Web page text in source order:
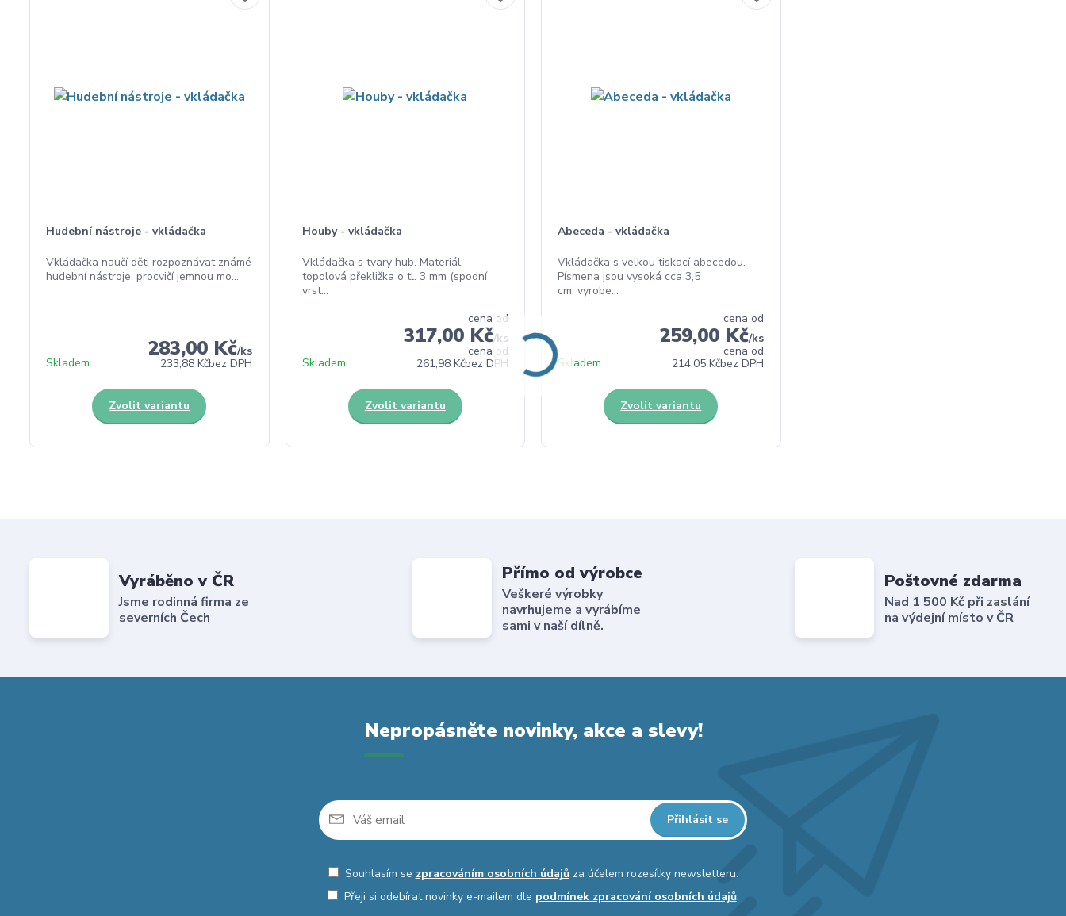
Hudební nástroje - vkládačka
Vkládačka naučí děti rozpoznávat známé
hudební nástroje, procvičí jemnou mo...
283,00 Kč/ks
233,88 Kčbez DPH
Skladem
Zvolit variantu
Houby - vkládačka
Vkládačka s tvary hub. Materiál:
topolová překližka o tl. 3 mm (spodní
vrst...
cena od
317,00 Kč/ks
cena od
261,98 Kčbez DPH
Skladem
Zvolit variantu
Abeceda - vkládačka
Vkládačka s velkou tiskací abecedou.
Písmena jsou vysoká cca 3,5
cm, vyrobe...
cena od
259,00 Kč/ks
cena od
214,05 Kčbez DPH
Skladem
Zvolit variantu
Vyráběno v ČR
Jsme rodinná firma ze
severních Čech
Přímo od výrobce
Veškeré výrobky
navrhujeme a vyrábíme
sami v naší dílně.
Poštovné zdarma
Nad 1 500 Kč při zaslání
na výdejní místo v ČR
Nepropásněte novinky, akce a slevy!
Přihlásit se
Souhlasím se zpracováním osobních údajůza účelem rozesílky newsletteru.
Přeji si odebírat novinky e-mailem dle podmínek zpracování osobních údajů.